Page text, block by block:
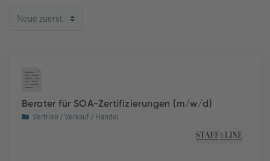
Berater für SOA-Zertifizierungen (m/w/d)
Vertrieb / Verkauf / Handel